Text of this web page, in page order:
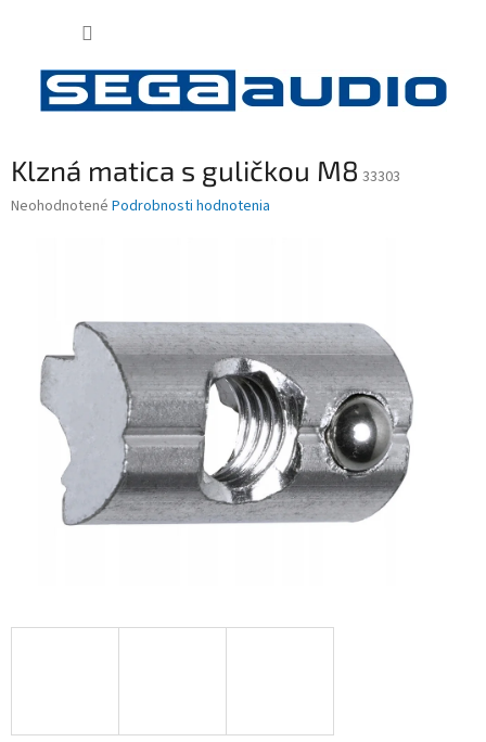
Klzná matica s guličkou M8 33303
Priemerné
hviezdičiek.
Neohodnotené Podrobnosti hodnotenia